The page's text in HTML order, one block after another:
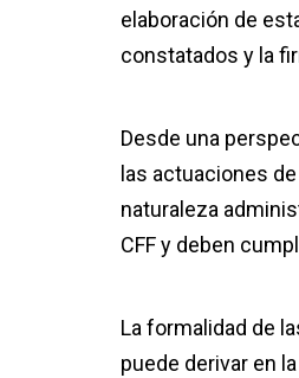
elaboración de
constatados y la
Desde una
las actuaciones
naturaleza
CFF y deben
La formalidad de
puede derivar en